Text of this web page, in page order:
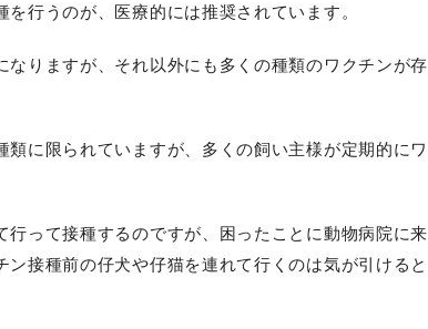
行うのが、医療的には推奨されています。
りますが、それ以外にも多くの種類のワクチンが存
に限られていますが、多くの飼い主様が定期的にワ
って接種するのですが、困ったことに動物病院に来
接種前の仔犬や仔猫を連れて行くのは気が引けると